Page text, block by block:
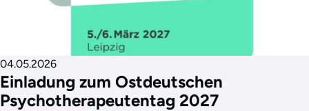
Einladung zum Ostdeutschen
Psychotherapeutentag 2027
04.05.2026